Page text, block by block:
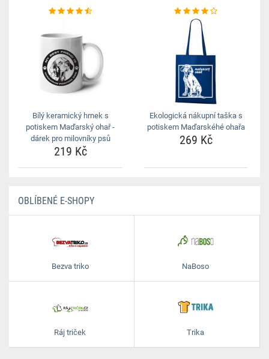
Bílý keramický hrnek s
potiskem Maďarský ohař -
dárek pro milovníky psů
219 Kč
Ekologická nákupní taška s
potiskem Maďarskéhé ohařa
269 Kč
OBLÍBENÉ E-SHOPY
Bezva triko NaBoso
Ráj triček Trika